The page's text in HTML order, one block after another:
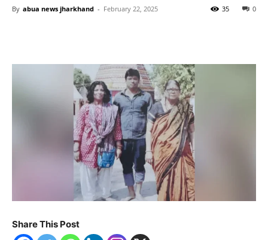
By abua news jharkhand - February 22, 2025 0
35
Share This Post